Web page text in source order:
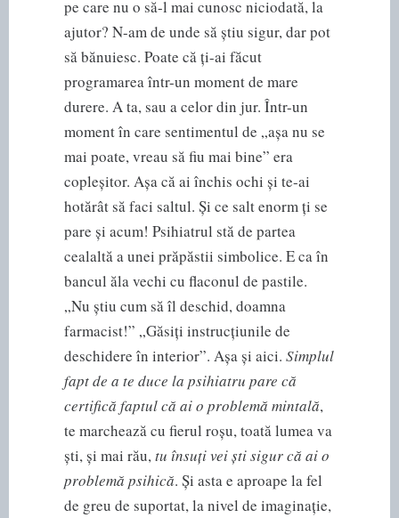
pe care nu o să-l mai cunosc niciodată, la
ajutor? N-am de unde să știu sigur, dar pot
să bănuiesc. Poate că ți-ai făcut
programarea într-un moment de mare
durere. A ta, sau a celor din jur. Într-un
moment în care sentimentul de „așa nu se
mai poate, vreau să fiu mai bine” era
copleșitor. Așa că ai închis ochi și te-ai
hotărât să faci saltul. Și ce salt enorm ți se
pare și acum! Psihiatrul stă de partea
cealaltă a unei prăpăstii simbolice. E ca în
bancul ăla vechi cu flaconul de pastile.
„Nu știu cum să îl deschid, doamna
farmacist!” „Găsiți instrucțiunile de
deschidere în interior”. Așa și aici. Simplul
fapt de a te duce la psihiatru pare că
certifică faptul că ai o problemă mintală,
te marchează cu fierul roșu, toată lumea va
ști, și mai rău,tu însuți vei ști sigur că ai o
problemă psihică. Și asta e aproape la fel
de greu de suportat, la nivel de imaginație,